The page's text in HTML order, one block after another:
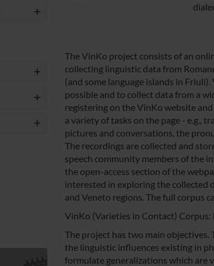
The VinKo project consists of an
collecting linguistic data from
(and some language islands in
possible and to collect data from a
registering on the VinKo website
a variety of tasks on the page - e.g.,
pictures and conversations, the
The recordings are collected and
speech community members of the
the open-access section of the
interested in exploring the collected
and Veneto regions. The full corpus
VinKo (Varieties in Contact) Corpus:
The project has two main
the linguistic influences existing in
formulate generalizations which are